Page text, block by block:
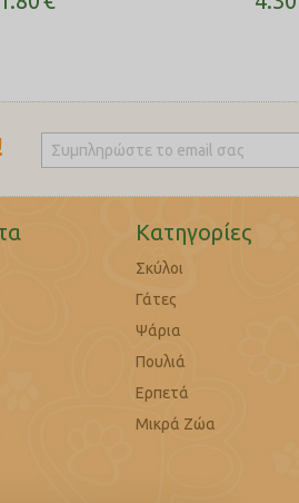
Κατηγορίες
Σκύλοι
Γάτες
Ψάρια
Πουλιά
Ερπετά
Μικρά Ζώα